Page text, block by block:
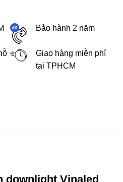
Bảo hành 2 năm
Giao hàng miễn phí
tại TPHCM
downlight Vinaled